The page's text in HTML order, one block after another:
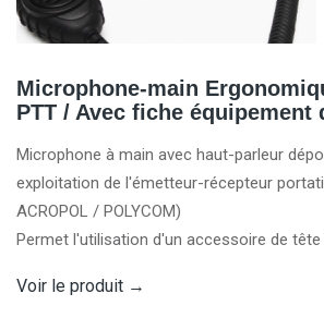
Microphone-main
PTT / Avec fiche équipement
Microphone à main avec haut-parleur
exploitation de l'émetteur-récepteur
ACROPOL / POLYCOM)
Permet l'utilisation d'un accessoire de tête
Voir le produit →